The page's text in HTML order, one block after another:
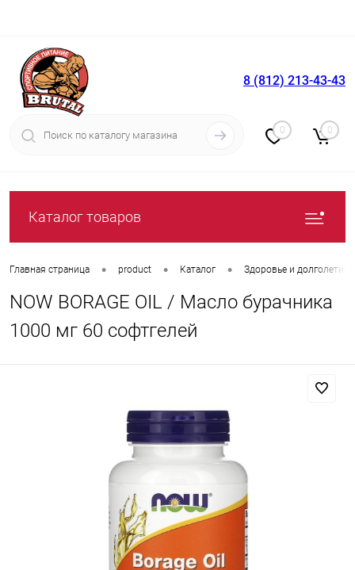
Вход Регистрация
8 (812) 213-43-43
0 0
Каталог товаров
Главная страница • product • Каталог • Здоровье и долголетие
NOW BORAGE OIL / Масло бурачника
1000 мг 60 софтгелей